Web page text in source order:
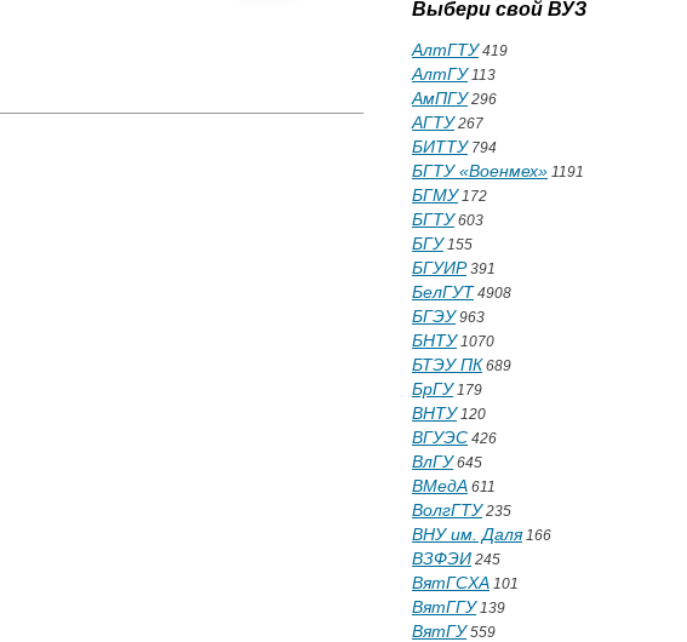
Выбери свой ВУЗ
АлтГТУ419
АлтГУ113
АмПГУ296
АГТУ267
БИТТУ794
БГТУ «Военмех» 1191
БГМУ172
БГТУ603
БГУ155
БГУИР391
БелГУТ 4908
БГЭУ963
БНТУ1070
БТЭУ ПК 689
БрГУ179
ВНТУ120
ВГУЭС 426
ВлГУ645
ВМедА 611
ВолгГТУ235
ВНУ им. Даля166
ВЗФЭИ 245
ВятГСХА 101
ВятГГУ139
ВятГУ559